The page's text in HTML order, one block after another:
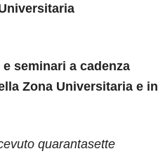
seminari a cadenza
Zona Universitaria e in
quarantasette